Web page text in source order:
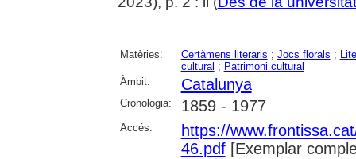
Matèries: Certàmens literaris ; Jocs florals ;
cultural ; Patrimoni cultural
Àmbit:
Catalunya
Cronologia: 1859 - 1977
Accés:
https://
46.pdf[Exemplar